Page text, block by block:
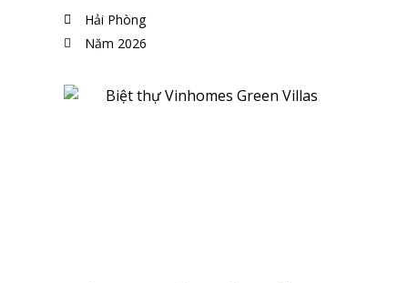
Hải Phòng
Năm 2026